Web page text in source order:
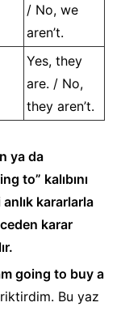
/ No, we
aren’t.
Yes, they
are. / No,
they aren’t.
ya da
to” kalıbını
anlık kararlarla
karar
going to buy a
Bu yaz